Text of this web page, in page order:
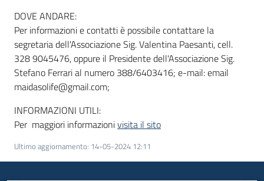
DOVE ANDARE:
Per informazioni e contatti è possibile contattare la
segretaria dell'Associazione Sig. Valentina Paesanti, cell.
328 9045476, oppure il Presidente dell'Associazione Sig.
Stefano Ferrari al numero 388/6403416; e-mail: email
maidasolife@gmail.com;
INFORMAZIONI UTILI:
Per maggiori informazionivisita il sito
Ultimo aggiornamento: 14-05-2024 12:11